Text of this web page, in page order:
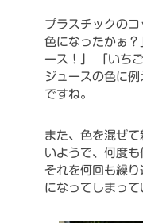
プラスチックの
色になったかぁ？
ース！」
「いち
ジュースの色に
ですね。
また、色を混ぜ
いようで、何度も
それを何回も繰
になってしまって